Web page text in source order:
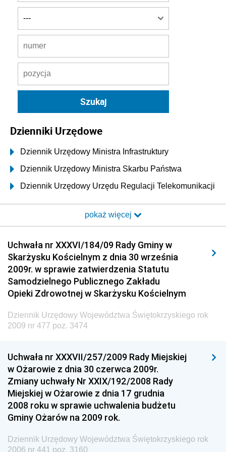
Dzienniki Urzędowe
Dziennik Urzędowy Ministra Infrastruktury
Dziennik Urzędowy Ministra Skarbu Państwa
Dziennik Urzędowy Urzędu Regulacji Telekomunikacji
Dziennik Urzędowy Ministra Transportu i Budownictwa
Elektronicznej
Dziennik Urzędowy Ministra Spraw Wewnętrznych i
Administracji
Dziennik Urzędowy Ministra Transportu
Dziennik Urzędowy Ministra Budownictwa
Dziennik Urzędowy Ministra Nauki i Szkolnictwa
Dziennik Urzędowy Głównego Urzędu Miar
Dziennik Urzędowy Ministra Rolnictwa i Rozwoju Wsi
Dziennik Urzędowy Ministra Edukacji Narodowej i
Sportu
Dziennik Urzędowy Ministra Edukacji i Nauki
Dziennik Urzędowy Ministra Edukacji Narodowej
pokaż więcej
Uchwała nr XXXVI/184/09 Rady Gminy w
Skarżysku Kościelnym z dnia 30 września
2009r. w sprawie zatwierdzenia Statutu
Samodzielnego Publicznego Zakładu
Opieki Zdrowotnej w Skarżysku Kościelnym
Dziennik Urzędowy Województwa Świętokrzyskiego rok
2009 nr 477 poz. 3474
Uchwała nr XXXVII/257/2009 Rady Miejskiej
w Ożarowie z dnia 30 czerwca 2009r.
Zmiany uchwały Nr XXIX/192/2008 Rady
Miejskiej w Ożarowie z dnia 17 grudnia
2008 roku w sprawie uchwalenia budżetu
Gminy Ożarów na 2009 rok.
Dziennik Urzędowy Województwa Świętokrzyskiego rok
2006 nr 441 poz. 3160